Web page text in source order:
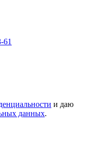
61
и даю
данных.